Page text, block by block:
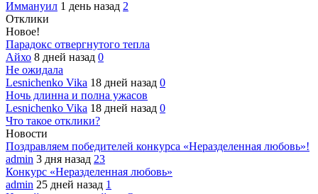
Иммануил 1 день назад 2
Отклики
Новое!
Парадокс отвергнутого тепла
Айхо 8 дней назад 0
Не ожидала
Lesnichenko Vika 18 дней назад 0
Ночь длинна и полна ужасов
Lesnichenko Vika 18 дней назад 0
Что такое отклики?
Новости
Поздравляем победителей конкурса «Неразделенная любовь»!
admin 3 дня назад 23
Конкурс «Неразделенная любовь»
admin 25 дней назад 1